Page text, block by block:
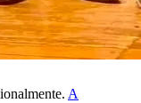
A